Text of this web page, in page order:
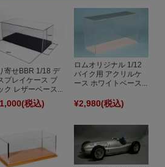
寄せBBR 1/18 デ
プレイケース ブ
ク レザーベース...
(税込)
ロムオリジナル 1/12
バイク用 アクリルケ
ース ホワイトベース...
¥2,980(税込)